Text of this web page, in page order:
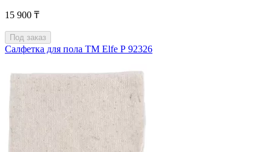
15 900 ₸
Под заказ
Салфетка для пола ТМ Elfe Р 92326